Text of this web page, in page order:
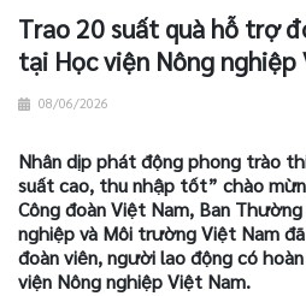
Trao 20 suất quà hỗ trợ
tại Học viện Nông nghiệp
08/06/2026
Nhân dịp phát động phong trào
suất cao, thu nhập tốt” chào
Công đoàn Việt Nam, Ban
nghiệp và Môi trường Việt Nam
đoàn viên, người lao động có
viện Nông nghiệp Việt Nam.